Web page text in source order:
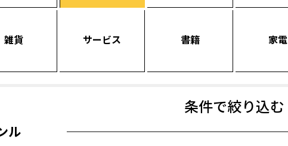
雑貨 サービス 書籍 家電
条件で絞り込む
ル